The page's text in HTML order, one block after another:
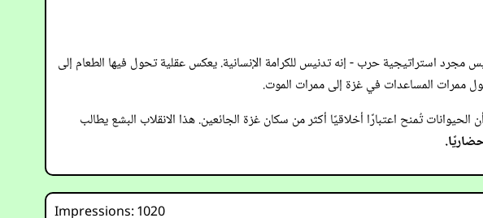
استراتيجية حرب - إنه تدنيس للكرامة الإنسانية. يعكس عقلية تحول فيها الطعام إلى
حول ممرات المساعدات في غزة إلى ممرات الموت.
تُمنح اعتبارًا أخلاقيًا أكثر من سكان غزة الجائعين. هذا الانقلاب البشع يطالب
Impressions: 1020